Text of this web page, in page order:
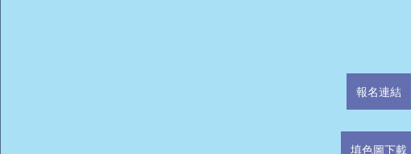
報名連結
填色圖下載